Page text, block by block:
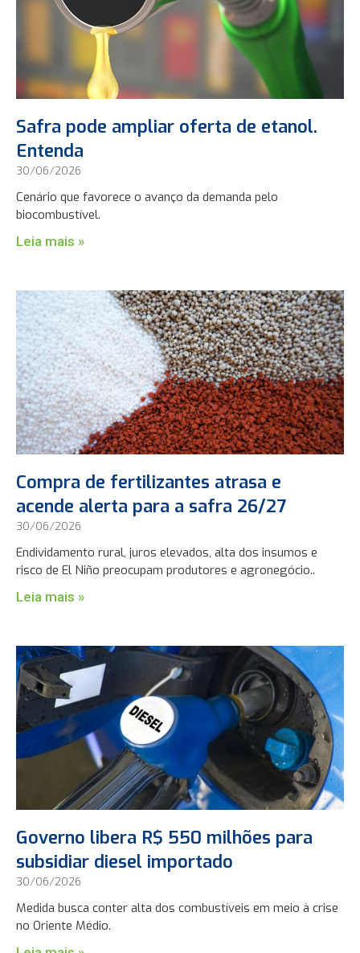
Safra pode ampliar oferta de etanol.
Entenda
30/06/2026
Cenário que favorece o avanço da demanda pelo
biocombustível.
Leia mais »
Compra de fertilizantes atrasa e
acende alerta para a safra 26/27
30/06/2026
Endividamento rural, juros elevados, alta dos insumos e
risco de El Niño preocupam produtores e agronegócio..
Leia mais »
Governo libera R$ 550 milhões para
subsidiar diesel importado
30/06/2026
Medida busca conter alta dos combustíveis em meio à crise
no Oriente Médio.